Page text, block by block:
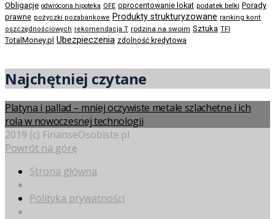
Obligacje odwrócona hipoteka OFE oprocentowanie lokat podatek belki Porady
prawne pożyczki pozabankowe Produkty strukturyzowane ranking kont
oszczędnościowych rekomendacja T rodzina na swoim Sztuka TFI
TotalMoney.pl Ubezpieczenia zdolność kredytowa
Najchętniej czytane
Platyna i pallad – mniej oczywiste metale szlachetne i ich
rola w nowoczesnej technologii
2019 (c) FinanseOsobiste.pl
Powrót na górę
Strona główna
Polityka prywatności